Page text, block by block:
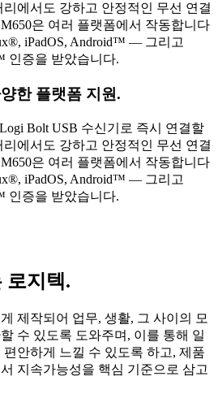
리에서도 강하고 안정적인 무선 연결
은 여러 플랫폼에서 작동합니다
iPadOS, Android™ — 그리고
인증을 받았습니다.
한 플랫폼 지원.
Bolt USB 수신기로 즉시 연결할
리에서도 강하고 안정적인 무선 연결
은 여러 플랫폼에서 작동합니다
iPadOS, Android™ — 그리고
인증을 받았습니다.
로지텍.
제작되어 업무, 생활, 그 사이의 모
수 있도록 도와주며, 이를 통해 일
안하게 느낄 수 있도록 하고, 제품
지속가능성을 핵심 기준으로 삼고